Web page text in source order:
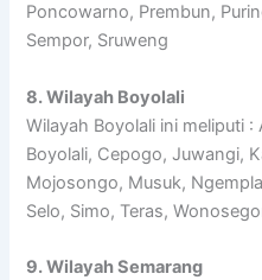
Poncowarno, Prembun,
Sempor, Sruweng
8. Wilayah Boyolali
Wilayah Boyolali ini meliputi
Boyolali, Cepogo, Juwangi,
Mojosongo, Musuk,
Selo, Simo, Teras,
9. Wilayah Semarang